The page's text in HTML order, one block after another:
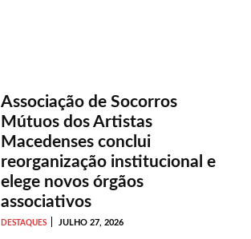
Associação de Socorros
Mútuos dos Artistas
Macedenses conclui
reorganização institucional e
elege novos órgãos
associativos
DESTAQUES JULHO 27, 2026